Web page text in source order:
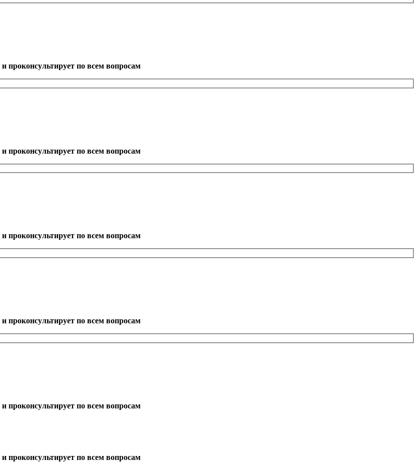
и проконсультирует по всем вопросам
и проконсультирует по всем вопросам
и проконсультирует по всем вопросам
и проконсультирует по всем вопросам
и проконсультирует по всем вопросам
и проконсультирует по всем вопросам